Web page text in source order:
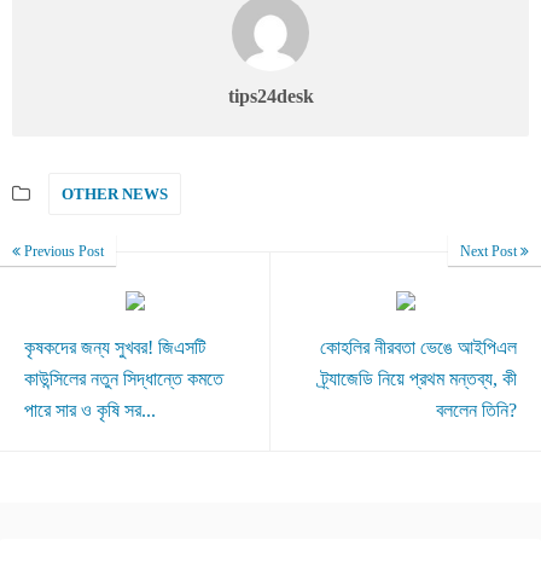
tips24desk
OTHER NEWS
Previous Post
কৃষকদের জন্য সুখবর! জিএসটি
কাউন্সিলের নতুন সিদ্ধান্তে কমতে
পারে সার ও কৃষি সর...
Next Post
কোহলির নীরবতা ভেঙে আইপিএল
ট্র্যাজেডি নিয়ে প্রথম মন্তব্য, কী
বললেন তিনি?